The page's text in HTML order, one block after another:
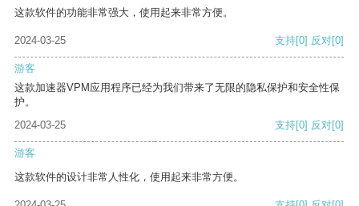
这款软件的功能非常强大，使用起来非常方便。
2024-03-25 支持[0] 反对[0]
游客
这款加速器VPM应用程序已经为我们带来了无限的隐私保护和安全性保
护。
2024-03-25
支持[0] 反对[0]
游客
这款软件的设计非常人性化，使用起来非常方便。